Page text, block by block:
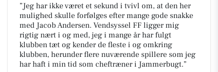
”Jeg har ikke været et sekund i tvivl om, at den her
mulighed skulle forfølges efter mange gode snakke
med Jacob Andersen. Vendsyssel FF ligger mig
rigtig nært i og med, jeg i mange år har fulgt
klubben tæt og kender de fleste i og omkring
klubben, herunder flere nuværende spillere som jeg
har haft i min tid som cheftræner i Jammerbugt.”